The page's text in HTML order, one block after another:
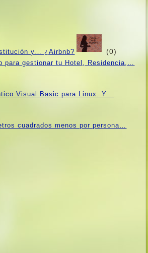
y… ¿Airbnb? (0)
para gestionar tu Hotel, Residencia,…
Visual Basic para Linux. Y…
cuadrados menos por persona…